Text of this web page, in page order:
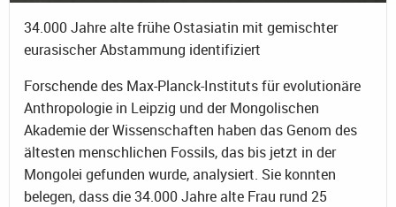
34.000 Jahre alte frühe Ostasiatin mit gemischter
eurasischer Abstammung identifiziert
Forschende des Max-Planck-Instituts für evolutionäre
Anthropologie in Leipzig und der Mongolischen
Akademie der Wissenschaften haben das Genom des
ältesten menschlichen Fossils, das bis jetzt in der
Mongolei gefunden wurde, analysiert. Sie konnten
belegen, dass die 34.000 Jahre alte Frau rund 25